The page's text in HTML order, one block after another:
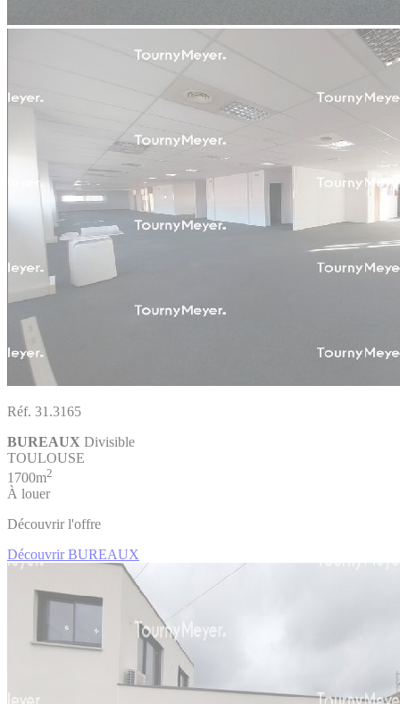
Réf. 31.3165
BUREAUX Divisible
TOULOUSE
1700m2
À louer
Découvrir l'offre
Découvrir BUREAUX